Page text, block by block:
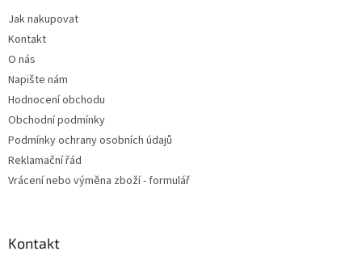
Jak nakupovat
Kontakt
O nás
Napište nám
Hodnocení obchodu
Obchodní podmínky
Podmínky ochrany osobních údajů
Reklamační řád
Vrácení nebo výměna zboží - formulář
Kontakt